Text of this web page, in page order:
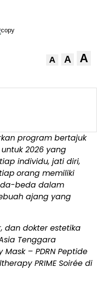
A A A
program bertajuk
untuk 2026 yang
individu, jati diri,
orang memiliki
beda dalam
ajang yang
dan dokter estetika
Tenggara
– PDRN Peptide
PRIME Soirée di